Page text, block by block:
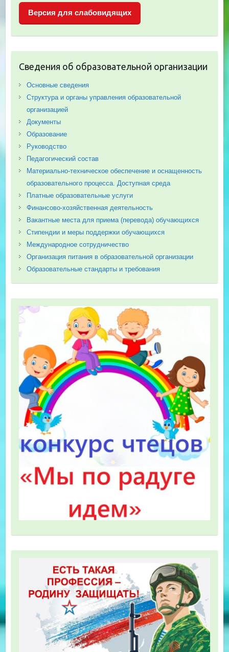
Версия для слабовидящих
Сведения об образовательной организации
Основные сведения
Структура и органы управления образовательной
организацией
Документы
Образование
Руководство
Педагогический состав
Материально-техническое обеспечение и оснащенность
образовательного процесса. Доступная среда
Платные образовательные услуги
Финансово-хозяйственная деятельность
Вакантные места для приема (перевода) обучающихся
Стипендии и меры поддержки обучающихся
Международное сотрудничество
Организация питания в образовательной организации
Образовательные стандарты и требования